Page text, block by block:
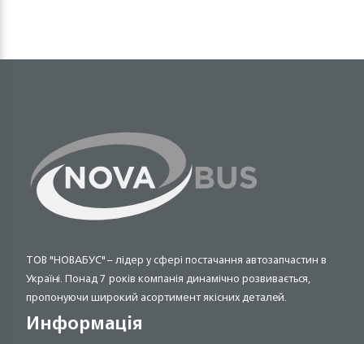
ТОВ "НОВАБУС" – лідер у сфері постачання автозапчастин в
Україні. Понад 7 років компанія динамічно розвивається,
пропонуючи широкий асортимент якісних деталей.
Информація